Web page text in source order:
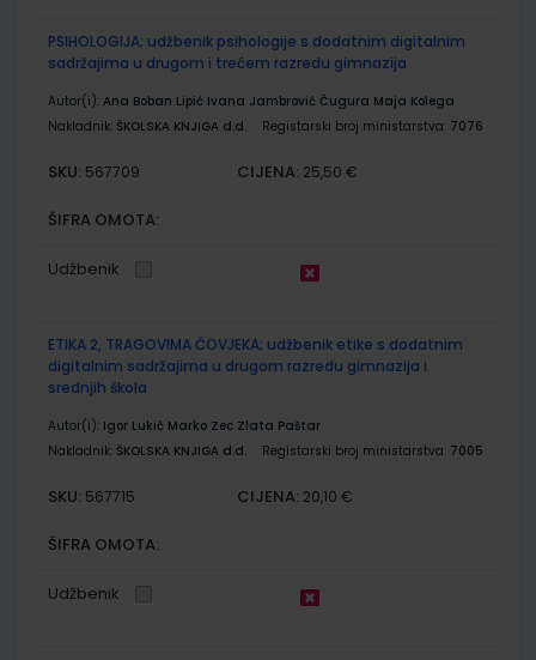
PSIHOLOGIJA; udžbenik psihologije s dodatnim digitalnim
sadržajima u drugom i trećem razredu gimnazija
Autor(i): Ana Boban Lipić Ivana Jambrović Čugura Maja Kolega
Nakladnik: ŠKOLSKA KNJIGA d.d. Registarski broj ministarstva: 7076
SKU: 567709 CIJENA: 25,50 €
ŠIFRA OMOTA:
Udžbenik
ETIKA 2, TRAGOVIMA ČOVJEKA; udžbenik etike s dodatnim
digitalnim sadržajima u drugom razredu gimnazija i
srednjih škola
Autor(i): Igor Lukić Marko Zec Zlata Paštar
Nakladnik: ŠKOLSKA KNJIGA d.d. Registarski broj ministarstva: 7005
SKU: 567715 CIJENA: 20,10 €
ŠIFRA OMOTA:
Udžbenik